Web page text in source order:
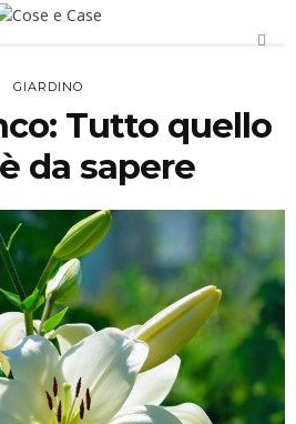
GIARDINO
Tutto quello
da sapere